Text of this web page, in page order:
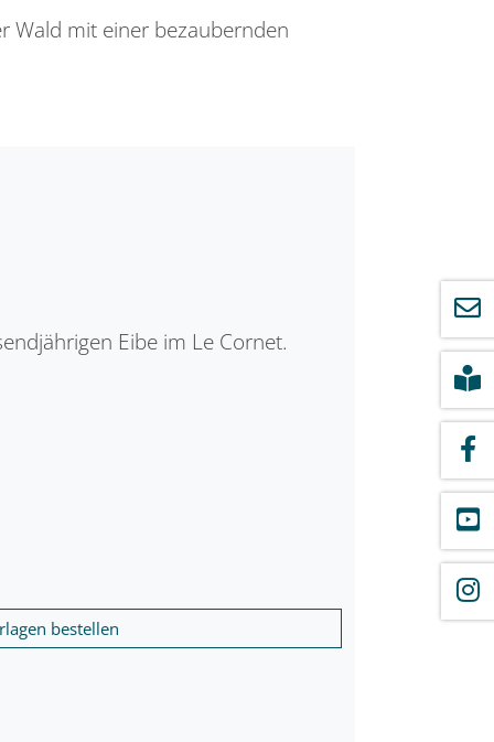
Wald mit einer bezaubernden
Eibe im Le Cornet.
bestellen